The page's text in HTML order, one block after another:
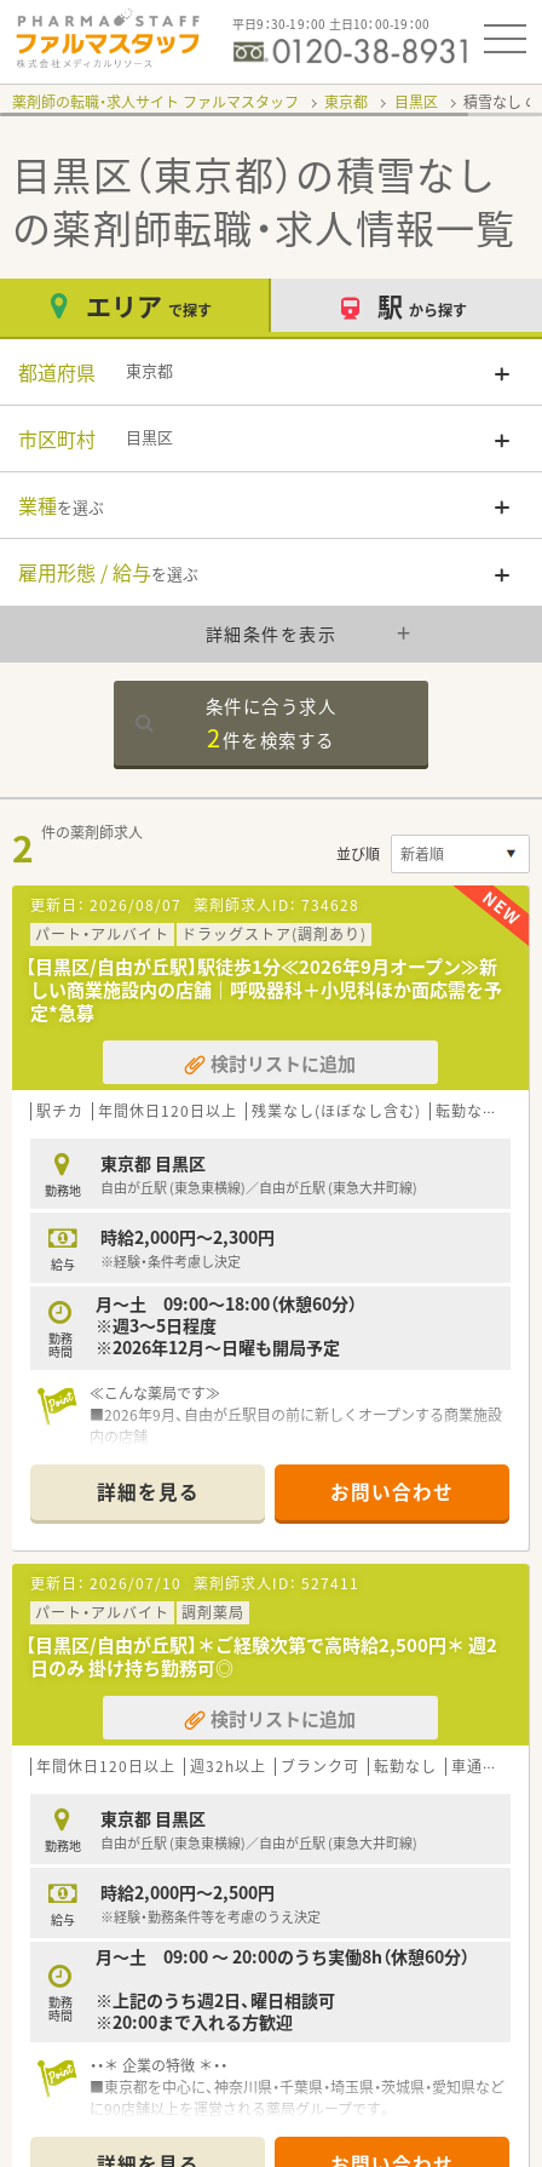
平日9：30-19：00 土日10：00-19：00
薬剤師の転職・求人サイト ファルマスタッフ 東京都 目黒区 積雪なし
目黒区（東京都）の積雪なし
の薬剤師転職・求人情報一覧
エリア で探す 駅 から探す
都道府県 東京都
市区町村 目黒区
業種を選ぶ
雇用形態 / 給与を選ぶ
詳細条件を表示
条件に合う求人
2件を検索する
2 件の薬剤師求人
並び順
更新日： 2026/08/07 薬剤師求人ID： 734628
パート・アルバイト
ドラッグストア(調剤あり)
【目黒区/自由が丘駅】駅徒歩1分≪2026年9月オープン≫新
しい商業施設内の店舗｜呼吸器科＋小児科ほか面応需を予
定*急募
検討リストに追加
駅チカ 年間休日120日以上 残業なし(ほぼなし含む) 転勤なし
勤務地
東京都 目黒区
自由が丘駅 (東急東横線)／自由が丘駅 (東急大井町線)
給与
時給2,000円～2,300円
※経験・条件考慮し決定
勤務
時間
月〜土 09:00～18:00（休憩60分）
※週3～5日程度
※2026年12月～日曜も開局予定
≪こんな薬局です≫
■2026年9月、自由が丘駅目の前に新しくオープンする商業施設
内の店舗
■同ビル内に呼吸器科・内科クリニックがオープン予定
■2026年12月には小児科もオープン予定
■駅前の商業施設なので面で幅広く応需する想定
■当初は20～40枚/日程度の応需枚数を想定
■スタート時は在宅はなく、外来対応がメイン
■業界最大手ドラッグストアチェーンのひとつで安心して働け
ます
≪こんな働き方です≫
■18時まで勤務できる方歓迎！
■2026年12月～日曜の開局も想定しているので、日曜勤務でき
≪こんな方にオススメ≫
■真新しい商業施設で気持ちよく働きたい方
詳細を見る お問い合わせ
更新日： 2026/07/10 薬剤師求人ID： 527411
パート・アルバイト
調剤薬局
【目黒区/自由が丘駅】＊ご経験次第で高時給2,500円＊ 週2
日のみ 掛け持ち勤務可◎
検討リストに追加
年間休日120日以上 週32h以上 ブランク可 転勤なし 車通勤可
勤務地
東京都 目黒区
自由が丘駅 (東急東横線)／自由が丘駅 (東急大井町線)
給与
時給2,000円～2,500円
※経験・勤務条件等を考慮のうえ決定
勤務
時間
月～土 09:00 ～ 20:00のうち実働8h（休憩60分）
※上記のうち週2日、曜日相談可
※20:00まで入れる方歓迎
・・＊ 企業の特徴 ＊・・
■東京都を中心に、神奈川県・千葉県・埼玉県・茨城県・愛知県など
に90店舗以上を運営される薬局グループです。
定薬剤師助成など、きめ細かく実践的な教育プログラムを実施さ